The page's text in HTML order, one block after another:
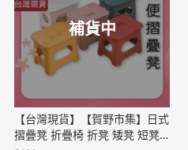
補貨中
【台灣現貨】【賀野市集】日式
摺疊凳 折疊椅 折凳 矮凳 短凳